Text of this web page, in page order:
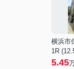
横浜市
1R
5.45